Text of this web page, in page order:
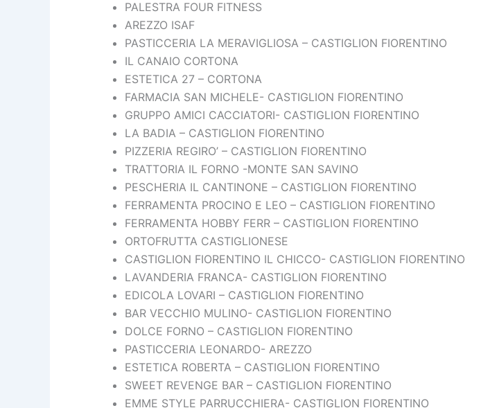
PALESTRA FOUR FITNESS
AREZZO ISAF
PASTICCERIA LA MERAVIGLIOSA – CASTIGLION FIORENTINO
IL CANAIO CORTONA
ESTETICA 27 – CORTONA
FARMACIA SAN MICHELE- CASTIGLION FIORENTINO
GRUPPO AMICI CACCIATORI- CASTIGLION FIORENTINO
LA BADIA – CASTIGLION FIORENTINO
PIZZERIA REGIRO’ – CASTIGLION FIORENTINO
TRATTORIA IL FORNO -MONTE SAN SAVINO
PESCHERIA IL CANTINONE – CASTIGLION FIORENTINO
FERRAMENTA PROCINO E LEO – CASTIGLION FIORENTINO
FERRAMENTA HOBBY FERR – CASTIGLION FIORENTINO
ORTOFRUTTA CASTIGLIONESE
CASTIGLION FIORENTINO IL CHICCO- CASTIGLION FIORENTINO
LAVANDERIA FRANCA- CASTIGLION FIORENTINO
EDICOLA LOVARI – CASTIGLION FIORENTINO
BAR VECCHIO MULINO- CASTIGLION FIORENTINO
DOLCE FORNO – CASTIGLION FIORENTINO
PASTICCERIA LEONARDO- AREZZO
ESTETICA ROBERTA – CASTIGLION FIORENTINO
SWEET REVENGE BAR – CASTIGLION FIORENTINO
EMME STYLE PARRUCCHIERA- CASTIGLION FIORENTINO